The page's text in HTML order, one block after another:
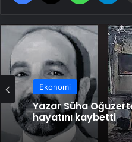
Ekonomi
Yazar Süha
hayatını kaybetti
Ekonomi